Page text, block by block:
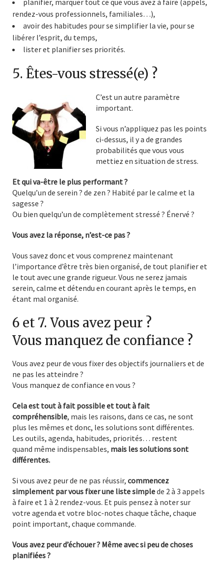
planifier, marquer tout ce que vous avez à faire (appels,
rendez-vous professionnels, familiales…),
avoir des habitudes pour se simplifier la vie, pour se
libérer l’esprit, du temps,
lister et planifier ses priorités.
5. Êtes-vous stressé(e) ?
C’est un autre paramètre
important.
Si vous n’appliquez pas les points
ci-dessus, il y a de grandes
probabilités que vous vous
mettiez en situation de stress.
Et qui va-être le plus performant ?
Quelqu’un de serein ? de zen ? Habité par le calme et la
sagesse ?
Ou bien quelqu’un de complètement stressé ? Énervé ?
Vous avez la réponse, n’est-ce pas ?
Vous savez donc et vous comprenez maintenant
l’importance d’être très bien organisé, de tout planifier et
le tout avec une grande rigueur. Vous ne serez jamais
serein, calme et détendu en courant après le temps, en
étant mal organisé.
6 et 7. Vous avez peur ?
Vous manquez de confiance ?
Vous avez peur de vous fixer des objectifs journaliers et de
ne pas les atteindre ?
Vous manquez de confiance en vous ?
Cela est tout à fait possible et tout à fait
compréhensible, mais les raisons, dans ce cas, ne sont
plus les mêmes et donc, les solutions sont différentes.
Les outils, agenda, habitudes, priorités… restent
quand même indispensables, mais les solutions sont
différentes.
Si vous avez peur de ne pas réussir, commencez
simplement par vous fixer une liste simplede 2 à 3 appels
à faire et 1 à 2 rendez-vous. Et puis pensez à noter sur
votre agenda et votre bloc-notes chaque tâche, chaque
point important, chaque commande.
Vous avez peur d’échouer ? Même avec si peu de choses
planifiées ?